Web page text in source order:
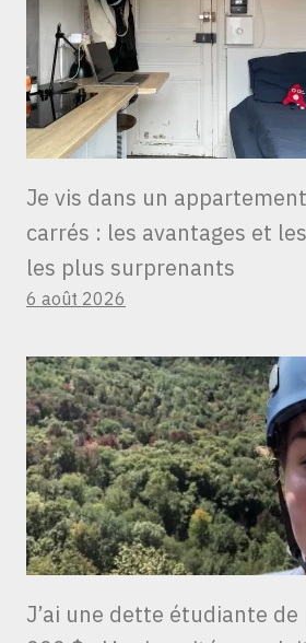
Je vis dans un
carrés : les avantages et
les plus surprenants
6 août 2026
J’ai une dette étudiante